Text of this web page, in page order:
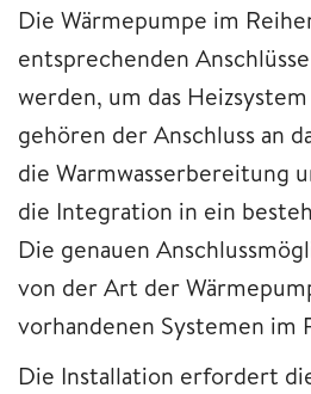
Die Wärmepumpe im
entsprechenden
werden, um das
gehören der Anschluss an
die Warmwasserbereitung
die Integration in ein
Die genauen
von der Art der
vorhandenen Systemen im
Die Installation erfordert